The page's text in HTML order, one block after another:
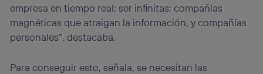
empresa en tiempo real; ser infinitas; compañías
magnéticas que atraigan la información, y compañías
personales”, destacaba.
Para conseguir esto, señala, se necesitan las